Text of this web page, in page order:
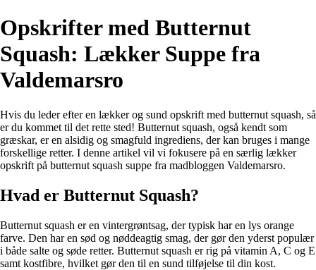
Opskrifter med Butternut
Squash: Lækker Suppe fra
Valdemarsro
Hvis du leder efter en lækker og sund opskrift med butternut squash, så
er du kommet til det rette sted! Butternut squash, også kendt som
græskar, er en alsidig og smagfuld ingrediens, der kan bruges i mange
forskellige retter. I denne artikel vil vi fokusere på en særlig lækker
opskrift på butternut squash suppe fra madbloggen Valdemarsro.
Hvad er Butternut Squash?
Butternut squash er en vintergrøntsag, der typisk har en lys orange
farve. Den har en sød og nøddeagtig smag, der gør den yderst populær
i både salte og søde retter. Butternut squash er rig på vitamin A, C og E
samt kostfibre, hvilket gør den til en sund tilføjelse til din kost.